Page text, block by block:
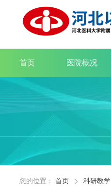
首页 医院概况
您的位置： 首页  科研教学